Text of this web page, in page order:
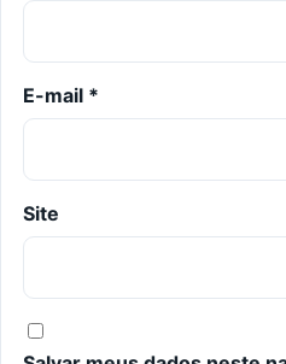
E-mail *
Site